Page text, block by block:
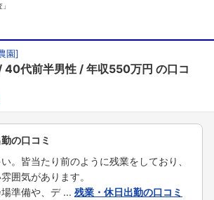
園]
40代前半男性 年収550万円 の口コ
の口コミ
。皆当たり前のように残業をしており、
囲気があります。
準備や、デ ... 残業・休日出勤の口コミ